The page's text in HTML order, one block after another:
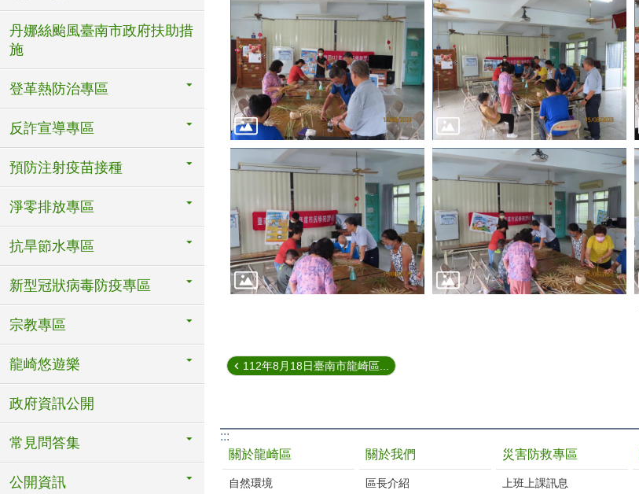
丹娜絲颱風臺南市政府扶助措
施
登革熱防治專區
反詐宣導專區
預防注射疫苗接種
淨零排放專區
抗旱節水專區
新型冠狀病毒防疫專區
宗教專區
龍崎悠遊樂
政府資訊公開
常見問答集
公開資訊
112年8月18日臺南市龍崎區...
:::
關於龍崎區
自然環境
關於我們
區長介紹
災害防救專區
上班上課訊息